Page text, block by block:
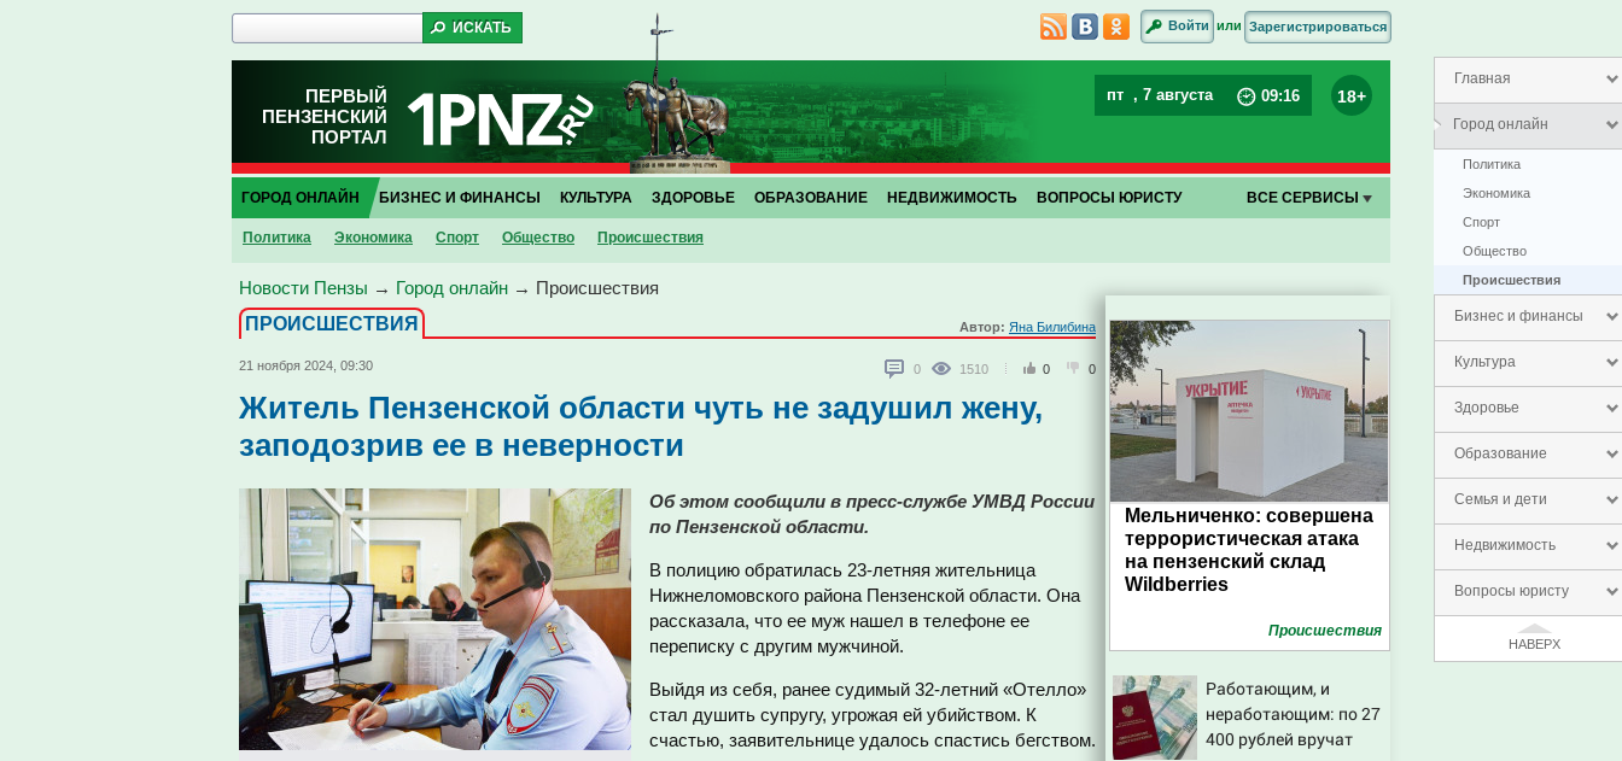
Главная
Город онлайн
Политика
Экономика
Спорт
Общество
Проиcшествия
Бизнес и финансы
Культура
Здоровье
Образование
Семья и дети
Недвижимость
Вопросы юристу
НАВЕРХ
Войти или Зарегистрироваться
ПЕРВЫЙ
ПЕНЗЕНСКИЙ
ПОРТАЛ
пт , 7 августа 09:16 18+
ГОРОД ОНЛАЙН
Политика Экономика Спорт Общество Проиcшествия
БИЗНЕС И ФИНАНСЫ КУЛЬТУРА ЗДОРОВЬЕ ОБРАЗОВАНИЕ НЕДВИЖИМОСТЬ ВОПРОСЫ ЮРИСТУ ВСЕ СЕРВИСЫ
Новости Пензы → Город онлайн → Проиcшествия
ПРОИCШЕСТВИЯ
Автор: Яна Билибина
21 ноября 2024, 09:30 0 1510 0 0
Житель Пензенской области чуть не задушил жену,
заподозрив ее в неверности
Об этом сообщили в пресс-службе УМВД России
по Пензенской области.
В полицию обратилась 23-летняя жительница
Нижнеломовского района Пензенской области. Она
рассказала, что ее муж нашел в телефоне ее
переписку с другим мужчиной.
Выйдя из себя, ранее судимый 32-летний «Отелло»
стал душить супругу, угрожая ей убийством. К
счастью, заявительнице удалось спастись бегством.
Мельниченко: совершена
террористическая атака
на пензенский склад
Wildberries
Проиcшествия
Работающим, и
неработающим: по 27
400 рублей вручат